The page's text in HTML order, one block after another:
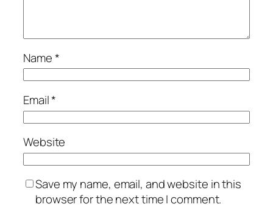
Name*
Email*
Website
Save my name, email, and website in this
browser for the next time I comment.